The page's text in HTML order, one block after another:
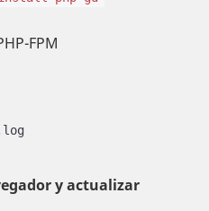
FPM
y actualizar